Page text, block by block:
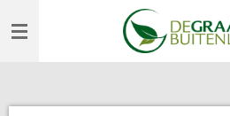
direct
hoofdinhoud